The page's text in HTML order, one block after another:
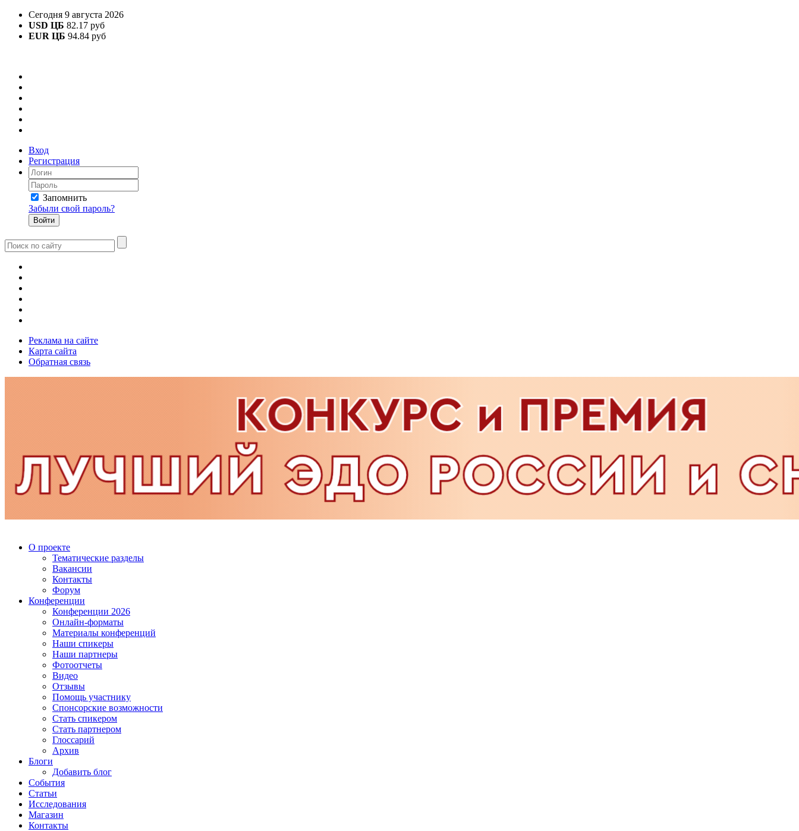
Сегодня 9 августа 2026
USD ЦБ 82.17 руб
EUR ЦБ 94.84 руб
Вход
Регистрация
Запомнить
Забыли свой пароль?
Реклама на сайте
Карта сайта
Обратная связь
О проекте
Тематические разделы
Вакансии
Контакты
Форум
Конференции
Конференции 2026
Онлайн-форматы
Материалы конференций
Наши спикеры
Наши партнеры
Фотоотчеты
Видео
Отзывы
Помощь участнику
Спонсорские возможности
Стать спикером
Стать партнером
Глоссарий
Архив
Блоги
Добавить блог
События
Статьи
Исследования
Магазин
Контакты